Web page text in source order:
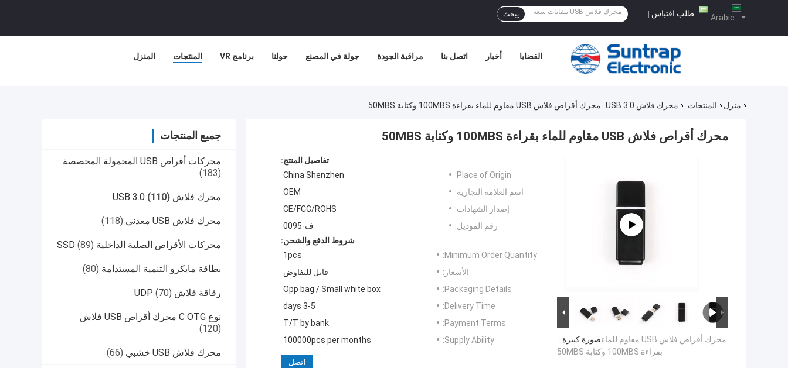
Arabic طلب اقتباس | يبحث
المنزل المنتجات برنامج VR حولنا جولة في المصنع مراقبة الجودة اتصل بنا أخبار القضايا
منزل المنتجات محرك فلاش USB 3.0 محرك أقراص فلاش USB مقاوم للماء بقراءة 100MBS وكتابة 50MBS
جميع المنتجات
محركات أقراص USB المحمولة المخصصة
(183)
محرك فلاش USB 3.0 (110)
محرك فلاش USB معدني (118)
محركات الأقراص الصلبة الداخلية SSD (89)
بطاقة مايكرو التنمية المستدامة (80)
رقاقة فلاش UDP (70)
نوع C OTG محرك أقراص USB فلاش
(120)
محرك فلاش USB خشبي (66)
محرك أقراص فلاش USB مقاوم للماء بقراءة 100MBS وكتابة 50MBS
صورة كبيرة :محرك أقراص فلاش USB مقاوم للماء
بقراءة 100MBS وكتابة 50MBS
تفاصيل المنتج:
Place of Origin:
China Shenzhen
اسم العلامة التجارية:
OEM
إصدار الشهادات:
CE/FCC/ROHS
رقم الموديل:
ف-0095
شروط الدفع والشحن:
Minimum Order Quantity:
1pcs
الأسعار:
قابل للتفاوض
Packaging Details:
Opp bag / Small white box
Delivery Time:
3-5 days
Payment Terms:
T/T by bank
Supply Ability:
100000pcs per months
اتصل